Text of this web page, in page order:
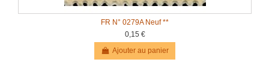
FR N° 0279A Neuf **
0,15 €
Ajouter au panier